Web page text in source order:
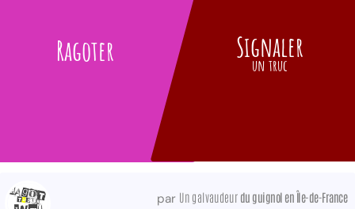
Ragoter Signaler
un truc
par Un galvaudeur du guignol en Île-de-France